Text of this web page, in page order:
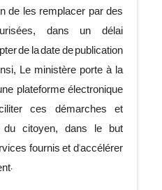
de les remplacer par des
dans un délai
de la date de publication
Le ministère porte à la
plateforme électronique
ces démarches et
du citoyen, dans le but
fournis et d'accélérer